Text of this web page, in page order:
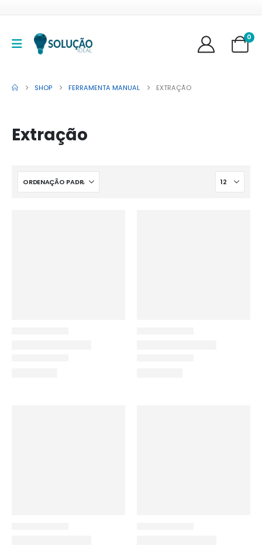
0
SHOP FERRAMENTA MANUAL EXTRAÇÃO
Extração